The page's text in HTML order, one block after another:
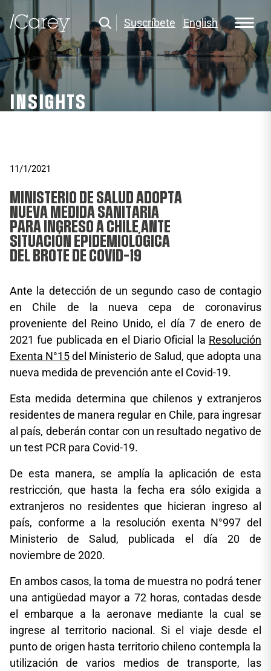
Suscríbete English
INSIGHTS
11/1/2021
MINISTERIO DE SALUD ADOPTA
NUEVA MEDIDA SANITARIA
PARA INGRESO A CHILE ANTE
SITUACIÓN EPIDEMIOLÓGICA
DEL BROTE DE COVID-19
Ante la detección de un segundo caso de contagio
en Chile de la nueva cepa de coronavirus
proveniente del Reino Unido, el día 7 de enero de
2021 fue publicada en el Diario Oficial la Resolución
Exenta N°15del Ministerio de Salud, que adopta una
nueva medida de prevención ante el Covid-19.
Esta medida determina que chilenos y extranjeros
residentes de manera regular en Chile, para ingresar
al país, deberán contar con un resultado negativo de
un test PCR para Covid-19.
De esta manera, se amplía la aplicación de esta
restricción, que hasta la fecha era sólo exigida a
extranjeros no residentes que hicieran ingreso al
país, conforme a la resolución exenta N°997 del
Ministerio de Salud, publicada el día 20 de
noviembre de 2020.
En ambos casos, la toma de muestra no podrá tener
una antigüedad mayor a 72 horas, contadas desde
el embarque a la aeronave mediante la cual se
ingrese al territorio nacional. Si el viaje desde el
punto de origen hasta territorio chileno contempla la
utilización de varios medios de transporte, las